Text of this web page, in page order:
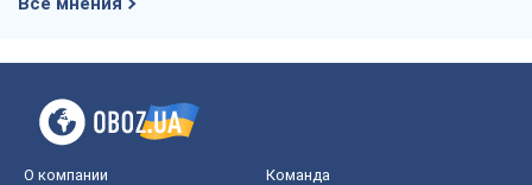
О компании Команда